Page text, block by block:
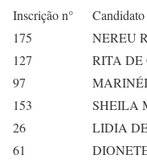
Inscrição n°
Candidato
175
NEREU
127
RITA
97
153
SHEILA
26
LIDIA
61